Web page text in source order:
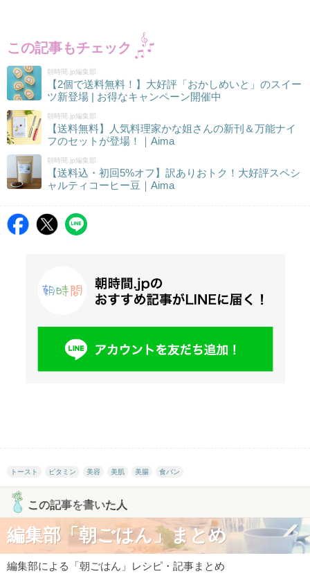
この記事もチェック
朝時間.jp編集部
【2個で送料無料！】大好評「おかしめいと」のスイー
ツ新登場 | お得なキャンペーン開催中
朝時間.jp編集部
【送料無料】人気料理家かな姐さんの新刊＆万能ナイ
フのセットが登場！｜Aima
朝時間.jp編集部
【送料込・初回5%オフ】訳ありおトク！大好評スペシ
ャルティコーヒー豆｜Aima
トースト ビタミン 美容 美肌 美腸 食パン
この記事を書いた人
編集部「朝ごはん」まとめ
編集部による「朝ごはん」レシピ・記事まとめ